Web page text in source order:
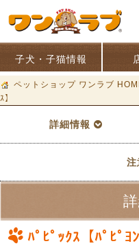
子犬・子猫情報
ペットショップ ワンラブ
ｽ】
詳細情報
注
ﾊﾟﾋﾟｯｸｽ【ﾊﾟﾋﾟﾖ